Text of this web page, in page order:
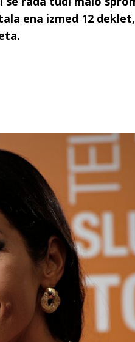
ena izmed 12